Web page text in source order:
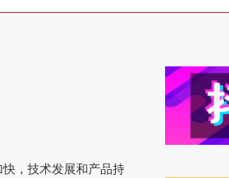
，技术发展和产品持